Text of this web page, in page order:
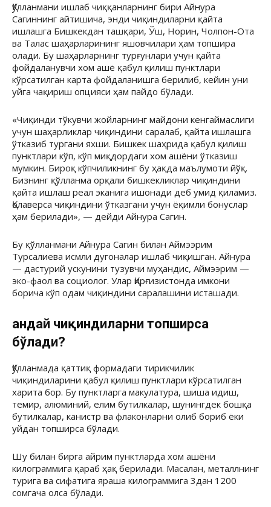
Қўлланмани ишлаб чиққанларнинг бири Айнура
Сагиннинг айтишича, энди чиқиндиларни қайта
ишлашга Бишкекдан ташқари, Ўш, Норин, Чолпон-Ота
ва Талас шаҳарларининг яшовчилари ҳам топшира
олади. Бу шаҳарларнинг турғунлари учун қайта
фойдаланувчи хом ашё қабул қилиш пунктлари
кўрсатилган карта фойдаланишга берилиб, кейин уни
уйга чақириш опцияси ҳам пайдо бўлади.
«Чиқинди тўкувчи жойларнинг майдони кенгаймаслиги
учун шаҳарликлар чиқиндини саралаб, қайта ишлашга
ўтказиб тургани яхши. Бишкек шаҳрида қабул қилиш
пунктлари кўп, кўп миқдордаги хом ашёни ўтказиш
мумкин. Бироқ кўпчиликнинг бу ҳақда маълумоти йўқ.
Бизнинг қўлланма орқали бишкекликлар чиқиндини
қайта ишлаш реал эканига ишонади деб умид қиламиз.
Қолаверса чиқиндини ўтказгани учун ёқимли бонуслар
ҳам берилади», — дейди Айнура Сагин.
Бу қўлланмани Айнура Сагин билан Аймээрим
Турсалиева исмли дугоналар ишлаб чиқишган. Айнура
— дастурий ускунини тузувчи муҳандис, Аймээрим —
эко-фаол ва социолог. Улар Қирғизистонда имкони
борича кўп одам чиқиндини саралашини исташади.
Қандай чиқиндиларни топширса
бўлади?
Қўлланмада қаттиқ формадаги тирикчилик
чиқиндиларини қабул қилиш пунктлари кўрсатилган
харита бор. Бу пунктларга макулатура, шиша идиш,
темир, алюминий, елим бутилкалар, шунингдек бошқа
бутилкалар, канистр ва флаконларни олиб бориб ёки
уйдан топширса бўлади.
Шу билан бирга айрим пунктларда хом ашёни
килограммига қараб ҳақ берилади. Масалан, металлнинг
турига ва сифатига яраша килограммига 3дан 1200
сомгача олса бўлади.